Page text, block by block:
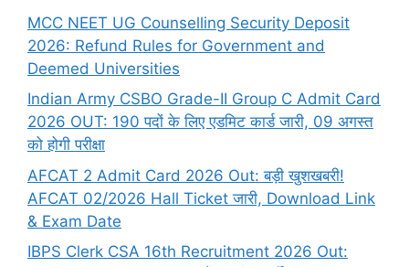
MCC NEET UG Counselling Security Deposit
2026: Refund Rules for Government and
Deemed Universities
Indian Army CSBO Grade-II Group C Admit Card
2026 OUT: 190 पदों के लिए एडमिट कार्ड जारी, 09 अगस्त
को होगी परीक्षा
AFCAT 2 Admit Card 2026 Out: बड़ी खुशखबरी!
AFCAT 02/2026 Hall Ticket जारी, Download Link
& Exam Date
IBPS Clerk CSA 16th Recruitment 2026 Out: